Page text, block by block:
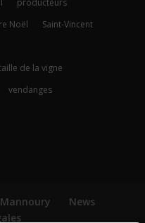
producteurs
Noël
Saint-Vincent
de la vigne
vendanges
News